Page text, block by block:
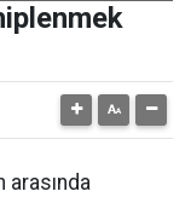
arasında